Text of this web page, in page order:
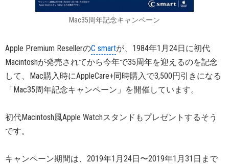
Mac35周年記念キャンペーン
Apple Premium ResellerのC smartが、1984年1月24日に初代
Macintoshが発売されてから今年で35周年を迎えるのを記念
して、Mac購入時にAppleCare+同時購入で3,500円引きになる
「Mac35周年記念キャンペーン」を開催しています。
初代Macintosh風Apple Watchスタンドもプレゼントするそう
です。
キャンペーン期間は、2019年1月24日〜2019年1月31日まで